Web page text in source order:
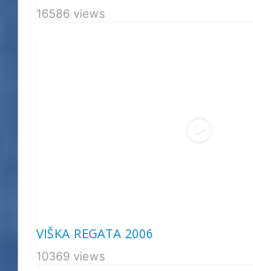
16586 views
VIŠKA REGATA 2006
10369 views